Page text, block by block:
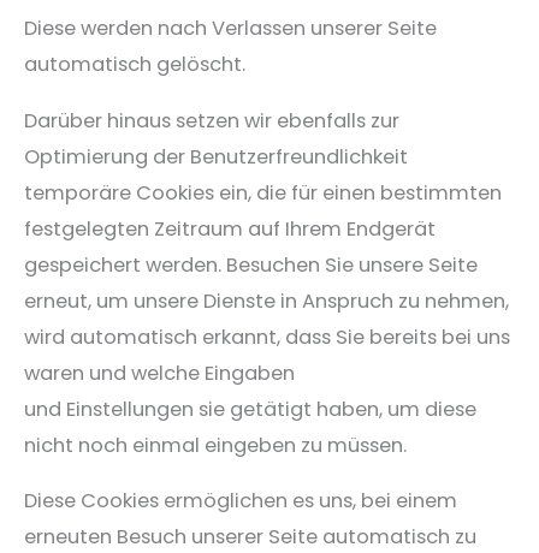
Diese werden nach Verlassen unserer Seite
automatisch gelöscht.
Darüber hinaus setzen wir ebenfalls zur
Optimierung der Benutzerfreundlichkeit
temporäre Cookies ein, die für einen bestimmten
festgelegten Zeitraum auf Ihrem Endgerät
gespeichert werden. Besuchen Sie unsere Seite
erneut, um unsere Dienste in Anspruch zu nehmen,
wird automatisch erkannt, dass Sie bereits bei uns
waren und welche Eingaben
und Einstellungen sie getätigt haben, um diese
nicht noch einmal eingeben zu müssen.
Diese Cookies ermöglichen es uns, bei einem
erneuten Besuch unserer Seite automatisch zu